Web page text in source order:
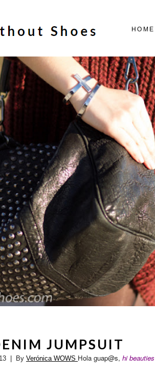
HOME
JUMPSUIT
| By Verónica WOWS Hola guap@s, hi beauties